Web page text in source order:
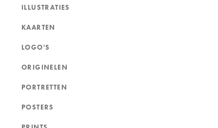
ILLUSTRATIES
KAARTEN
LOGO'S
ORIGINELEN
PORTRETTEN
POSTERS